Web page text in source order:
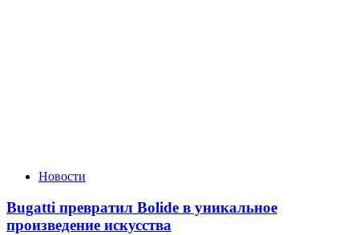
Новости
Bugatti превратил Bolide в уникальное
произведение искусства